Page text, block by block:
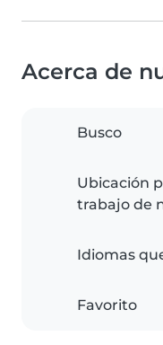
Acerca de
Busco
Ubicación
trabajo de
Idiomas
Favorito